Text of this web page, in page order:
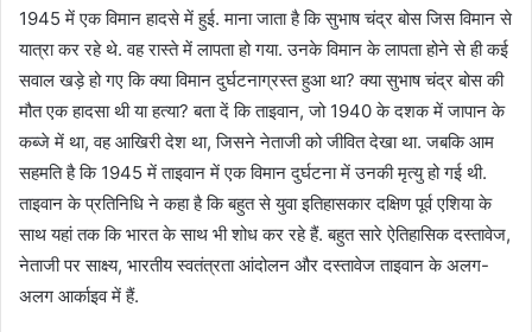
1945 में एक विमान हादसे में हुई. माना जाता है कि सुभाष चंद्र बोस जिस विमान से
यात्रा कर रहे थे. वह रास्ते में लापता हो गया. उनके विमान के लापता होने से ही कई
सवाल खड़े हो गए कि क्या विमान दुर्घटनाग्रस्त हुआ था? क्या सुभाष चंद्र बोस की
मौत एक हादसा थी या हत्या? बता दें कि ताइवान, जो 1940 के दशक में जापान के
कब्जे में था, वह आखिरी देश था, जिसने नेताजी को जीवित देखा था. जबकि आम
सहमति है कि 1945 में ताइवान में एक विमान दुर्घटना में उनकी मृत्यु हो गई थी.
ताइवान के प्रतिनिधि ने कहा है कि बहुत से युवा इतिहासकार दक्षिण पूर्व एशिया के
साथ यहां तक कि भारत के साथ भी शोध कर रहे हैं. बहुत सारे ऐतिहासिक दस्तावेज,
नेताजी पर साक्ष्य, भारतीय स्वतंत्रता आंदोलन और दस्तावेज ताइवान के अलग-
अलग आर्काइव में हैं.